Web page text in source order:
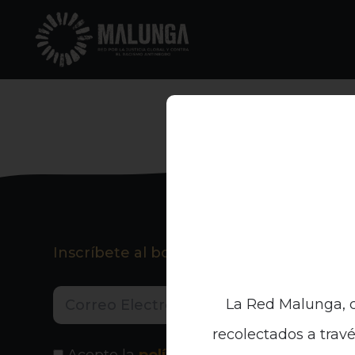
Inscríbete al boletín informativo
La Red Malunga,
recolectados a